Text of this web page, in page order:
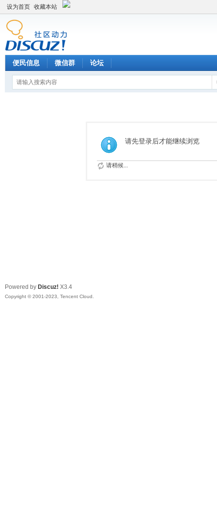
设为首页 收藏本站
便民信息 微信群 论坛
请先登录后才能继续浏览
请稍候...
Powered by Discuz! X3.4
Copyright © 2001-2023, Tencent Cloud.